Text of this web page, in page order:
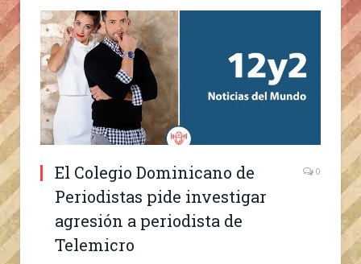
El Colegio Dominicano de
Periodistas pide investigar
agresión a periodista de
Telemicro
0